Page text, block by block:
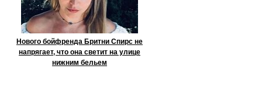
Нового бойфренда Бритни Спирс не
напрягает, что она светит на улице
нижним бельем